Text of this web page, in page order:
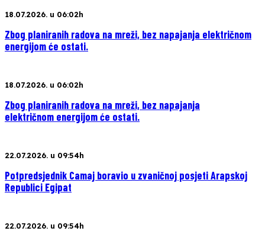
18.07.2026. u 06:02h
Zbog planiranih radova na mreži, bez napajanja električnom
energijom će ostati.
18.07.2026. u 06:02h
Zbog planiranih radova na mreži, bez napajanja
električnom energijom će ostati.
22.07.2026. u 09:54h
Potpredsjednik Camaj boravio u zvaničnoj posjeti Arapskoj
Republici Egipat
22.07.2026. u 09:54h